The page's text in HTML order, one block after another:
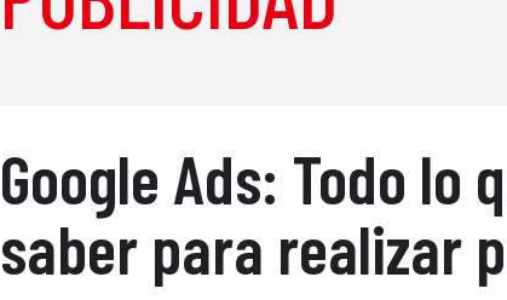
Google Ads: Todo lo
saber para realizar